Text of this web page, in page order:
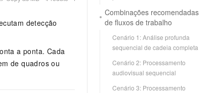
detecção
a ponta. Cada
de quadros ou
Combinações recomendadas
de fluxos de trabalho
Cenário 1: Análise profunda
sequencial de cadeia completa
Cenário 2: Processamento
audiovisual sequencial
Cenário 3: Processamento